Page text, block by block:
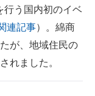
行う国内初のイベ
連記事）。綿商
が、地域住民の
れました。